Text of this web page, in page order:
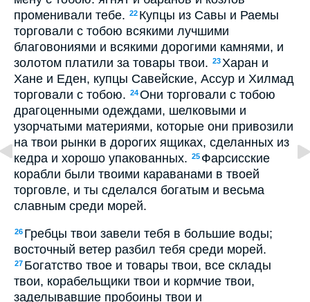
променивали тебе. 22 Купцы из Савы и Раемы
торговали с тобою всякими лучшими
благовониями и всякими дорогими камнями, и
золотом платили за товары твои. 23 Харан и
Хане и Еден, купцы Савейские, Ассур и Хилмад
торговали с тобою. 24Они торговали с тобою
драгоценными одеждами, шелковыми и
узорчатыми материями, которые они привозили
на твои рынки в дорогих ящиках, сделанных из
кедра и хорошо упакованных. 25 Фарсисские
корабли были твоими караванами в твоей
торговле, и ты сделался богатым и весьма
славным среди морей.
26 Гребцы твои завели тебя в большие воды;
восточный ветер разбил тебя среди морей.
27 Богатство твое и товары твои, все склады
твои, корабельщики твои и кормчие твои,
заделывавшие пробоины твои и